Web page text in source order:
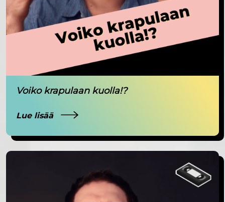
Voiko krapulaan kuolla!?
Lue lisää